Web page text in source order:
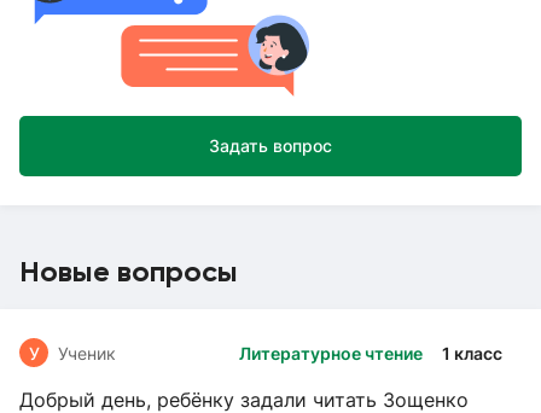
Задать вопрос
Новые вопросы
Литературное чтение 1 класс
У Ученик
Добрый день, ребёнку задали читать Зощенко